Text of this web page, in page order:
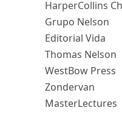
HarperCollins
Grupo Nelson
Editorial Vida
Thomas Nelson
WestBow Press
Zondervan
MasterLectures